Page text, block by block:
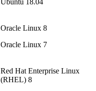
Oracle Linux 8
Oracle Linux 7
Red Hat Enterprise Linux
(RHEL) 8